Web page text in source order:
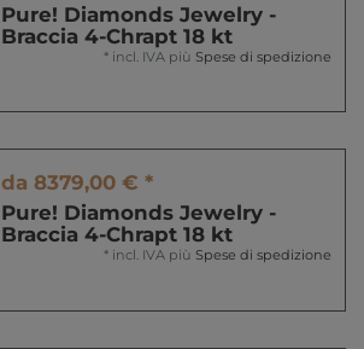
Pure! Diamonds Jewelry -
Braccia 4-Chrapt 18 kt
* incl. IVA più Spese di spedizione
da 8379,00 € *
Pure! Diamonds Jewelry -
Braccia 4-Chrapt 18 kt
* incl. IVA più Spese di spedizione